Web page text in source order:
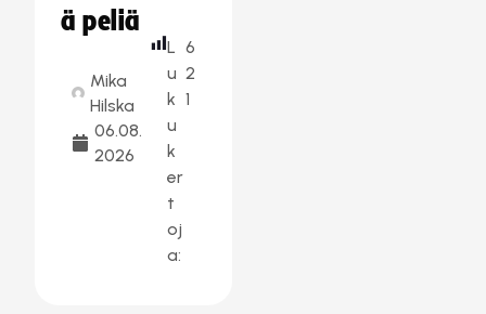
ä peliä
Mika
Hilska
06.08.
2026
L
u
k
u
k
er
t
oj
a:
6
2
1